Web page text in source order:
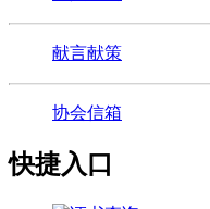
献言献策
协会信箱
快捷入口